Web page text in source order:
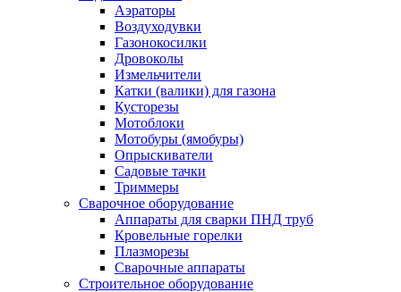
Аэраторы
Воздуходувки
Газонокосилки
Дровоколы
Измельчители
Катки (валики) для газона
Кусторезы
Мотоблоки
Мотобуры (ямобуры)
Опрыскиватели
Садовые тачки
Триммеры
Сварочное оборудование
Аппараты для сварки ПНД труб
Кровельные горелки
Плазморезы
Сварочные аппараты
Строительное оборудование